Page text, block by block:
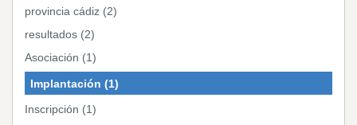
provincia cádiz (2)
resultados (2)
Asociación (1)
Implantación (1)
Inscripción (1)